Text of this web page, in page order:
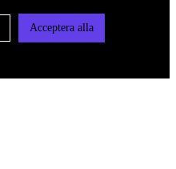
Acceptera alla